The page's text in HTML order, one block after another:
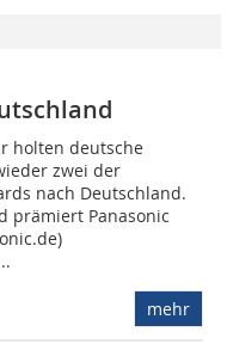
holten deutsche
zwei der
nach Deutschland.
prämiert Panasonic
mehr